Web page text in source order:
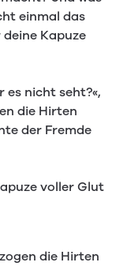
einmal das
Kapuze
es nicht seht?«,
die Hirten
der Fremde
voller Glut
die Hirten